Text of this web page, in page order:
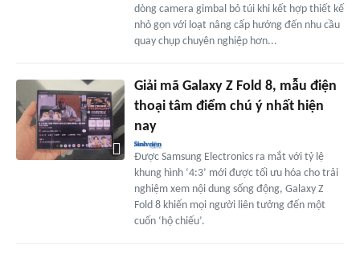
dòng camera gimbal bỏ túi khi kết hợp thiết kế
nhỏ gọn với loạt nâng cấp hướng đến nhu cầu
quay chụp chuyên nghiệp hơn...
Giải mã Galaxy Z Fold 8, mẫu điện
thoại tâm điểm chú ý nhất hiện
nay
Được Samsung Electronics ra mắt với tỷ lệ
khung hình ‘4:3’ mới được tối ưu hóa cho trải
nghiệm xem nội dung sống động, Galaxy Z
Fold 8 khiến mọi người liên tưởng đến một
cuốn ‘hộ chiếu’.